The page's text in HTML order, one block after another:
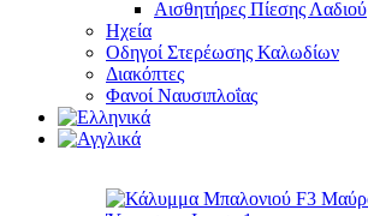
Αισθητήρες Πίεσης Λαδιού
Ηχεία
Οδηγοί Στερέωσης Καλωδίων
Διακόπτες
Φανοί Ναυσιπλοΐας